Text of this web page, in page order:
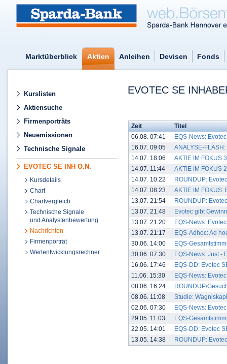
Marktüberblick Aktien Anleihen Devisen Fonds
Kurslisten
Aktiensuche
Firmenporträts
Neuemissionen
Technische Signale
EVOTEC SE INH O.N.
Kursdetails
Chart
Chartvergleich
Technische Signale
und Analystenbewertung
Nachrichten
Firmenporträt
Wertentwicklungsrechner
EVOTEC SE
Zeit
Titel
06.08. 07:41
EQS-News:
16.07. 09:05
ANALYSE-
14.07. 18:06
AKTIE IM FOKUS
14.07. 11:44
AKTIE IM FOKUS
14.07. 10:22
ROUNDUP:
14.07. 08:23
AKTIE IM
13.07. 21:54
ROUNDUP:
13.07. 21:48
Evotec gibt
13.07. 21:20
EQS-News:
13.07. 21:17
EQS-Adhoc: Ad
30.06. 14:00
EQS-
30.06. 07:30
EQS-News: Just -
16.06. 17:46
EQS-DD: Evotec
11.06. 15:30
EQS-News:
08.06. 16:24
ROUNDUP/
08.06. 11:08
Studie:
02.06. 07:30
EQS-News:
29.05. 11:03
EQS-
22.05. 14:01
EQS-DD: Evotec
13.05. 14:38
ROUNDUP: